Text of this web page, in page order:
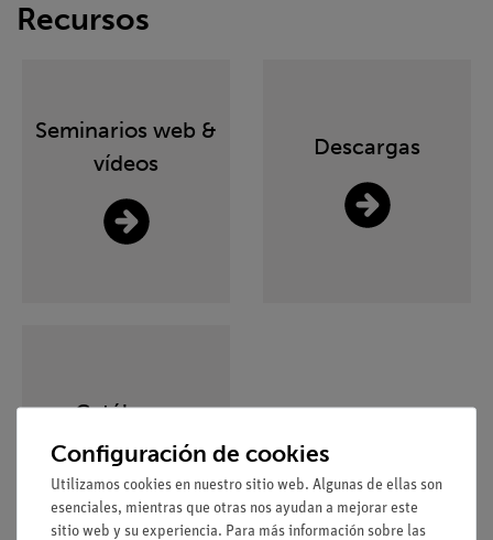
Recursos
Seminarios web &
vídeos
Descargas
Catálogos
Configuración de cookies
Utilizamos cookies en nuestro sitio web. Algunas de ellas son
esenciales, mientras que otras nos ayudan a mejorar este
sitio web y su experiencia. Para más información sobre las